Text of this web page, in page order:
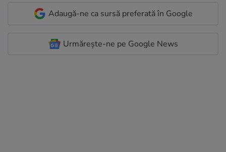
Adaugă-ne ca sursă preferată în Google
Urmărește-ne pe Google News